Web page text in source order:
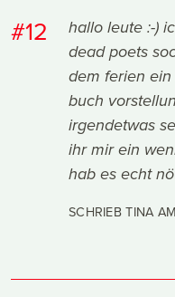
#12
hallo leute :-)
dead poets
dem ferien
buch
irgendetwas
ihr mir ein
hab es echt
SCHRIEB TINA AM